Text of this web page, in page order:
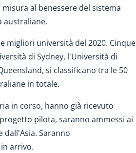
al benessere del sistema
australiane.
migliori università del 2020. Cinque
di Sydney, l'Università di
si classificano tra le 50
in totale.
in corso, hanno già ricevuto
pilota, saranno ammessi ai
Saranno
arrivo.